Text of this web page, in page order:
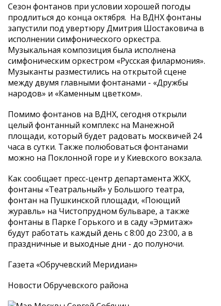
Сезон фонтанов при условии хорошей погоды
продлиться до конца октября. На ВДНХ фонтаны
запустили под увертюру Дмитрия Шостаковича в
исполнении симфонического оркестра.
Музыкальная композиция была исполнена
симфоническим оркестром «Русская филармония».
Музыканты разместились на открытой сцене
между двумя главными фонтанами - «Дружбы
народов» и «Каменным цветком».
Помимо фонтанов на ВДНХ, сегодня открыли
целый фонтанный комплекс на Манежной
площади, который будет радовать москвичей 24
часа в сутки. Также полюбоваться фонтанами
можно на Поклонной горе и у Киевского вокзала.
Как сообщает пресс-центр департамента ЖКХ,
фонтаны «Театральный» у Большого театра,
фонтан на Пушкинской площади, «Поющий
журавль» на Чистопрудном бульваре, а также
фонтаны в Парке Горького и в саду «Эрмитаж»
будут работать каждый день с 8:00 до 23:00, а в
праздничные и выходные дни - до полуночи.
Газета «Обручевский Меридиан»
Новости Обручевского района